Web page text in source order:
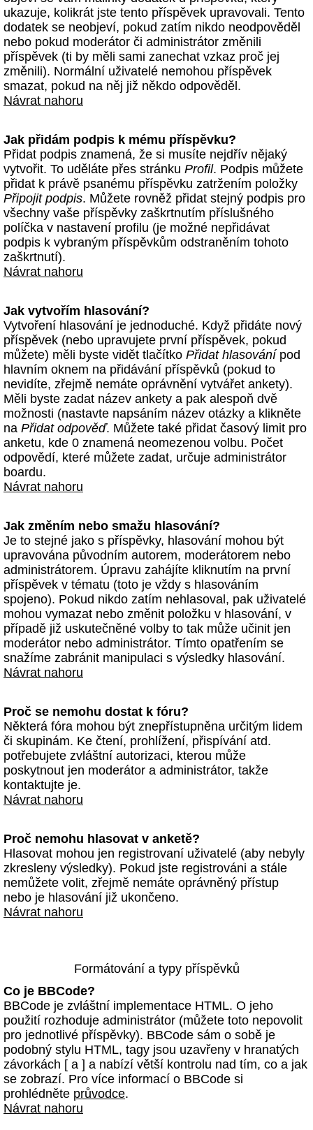
ukazuje, kolikrát jste tento příspěvek upravovali. Tento
dodatek se neobjeví, pokud zatím nikdo neodpověděl
nebo pokud moderátor či administrátor změnili
příspěvek (ti by měli sami zanechat vzkaz proč jej
změnili). Normální uživatelé nemohou příspěvek
smazat, pokud na něj již někdo odpověděl.
Návrat nahoru
Jak přidám podpis k mému příspěvku?
Přidat podpis znamená, že si musíte nejdřív nějaký
vytvořit. To uděláte přes stránku Profil. Podpis můžete
přidat k právě psanému příspěvku zatržením položky
Připojit podpis. Můžete rovněž přidat stejný podpis pro
všechny vaše příspěvky zaškrtnutím příslušného
políčka v nastavení profilu (je možné nepřidávat
podpis k vybraným příspěvkům odstraněním tohoto
zaškrtnutí).
Návrat nahoru
Jak vytvořím hlasování?
Vytvoření hlasování je jednoduché. Když přidáte nový
příspěvek (nebo upravujete první příspěvek, pokud
můžete) měli byste vidět tlačítko Přidat hlasovánípod
hlavním oknem na přidávání příspěvků (pokud to
nevidíte, zřejmě nemáte oprávnění vytvářet ankety).
Měli byste zadat název ankety a pak alespoň dvě
možnosti (nastavte napsáním název otázky a klikněte
na Přidat odpověď. Můžete také přidat časový limit pro
anketu, kde 0 znamená neomezenou volbu. Počet
odpovědí, které můžete zadat, určuje administrátor
boardu.
Návrat nahoru
Jak změním nebo smažu hlasování?
Je to stejné jako s příspěvky, hlasování mohou být
upravována původním autorem, moderátorem nebo
administrátorem. Úpravu zahájíte kliknutím na první
příspěvek v tématu (toto je vždy s hlasováním
spojeno). Pokud nikdo zatím nehlasoval, pak uživatelé
mohou vymazat nebo změnit položku v hlasování, v
případě již uskutečněné volby to tak může učinit jen
moderátor nebo administrátor. Tímto opatřením se
snažíme zabránit manipulaci s výsledky hlasování.
Návrat nahoru
Proč se nemohu dostat k fóru?
Některá fóra mohou být znepřístupněna určitým lidem
či skupinám. Ke čtení, prohlížení, přispívání atd.
potřebujete zvláštní autorizaci, kterou může
poskytnout jen moderátor a administrátor, takže
kontaktujte je.
Návrat nahoru
Proč nemohu hlasovat v anketě?
Hlasovat mohou jen registrovaní uživatelé (aby nebyly
zkresleny výsledky). Pokud jste registrováni a stále
nemůžete volit, zřejmě nemáte oprávněný přístup
nebo je hlasování již ukončeno.
Návrat nahoru
Formátování a typy příspěvků
Co je BBCode?
BBCode je zvláštní implementace HTML. O jeho
použití rozhoduje administrátor (můžete toto nepovolit
pro jednotlivé příspěvky). BBCode sám o sobě je
podobný stylu HTML, tagy jsou uzavřeny v hranatých
závorkách [ a ] a nabízí větší kontrolu nad tím, co a jak
se zobrazí. Pro více informací o BBCode si
prohlédněte průvodce.
Návrat nahoru